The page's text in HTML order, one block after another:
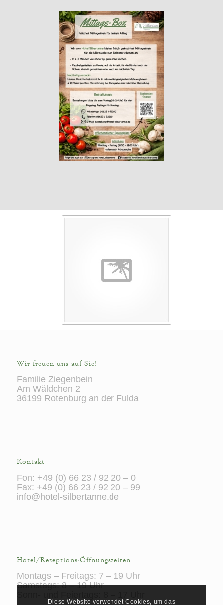
Wir freuen uns auf Sie!
Familie Ziegenbein
Am Wäldchen 2
36199 Rotenburg an der Fulda
Kontakt
Fon: +49 (0) 66 23 / 92 20 – 0
Fax: +49 (0) 66 23 / 92 20 – 99
info@hotel-silbertanne.de
Hotel/Rezeptions-Öffnungszeiten
Montags – Freitags: 7 – 19 Uhr
Samstags: 8 – 19 Uhr
Diese Website verwendet Cookies, um das